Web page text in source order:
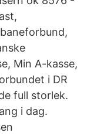
Min A-kasse,
i DR
full storlek.
i dag.